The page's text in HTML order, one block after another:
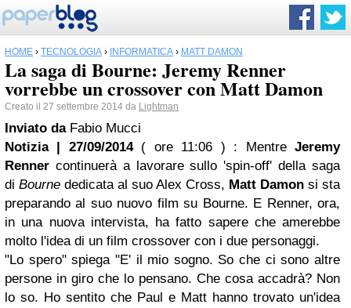
HOME › TECNOLOGIA › INFORMATICA › MATT DAMON
La saga di Bourne: Jeremy Renner
vorrebbe un crossover con Matt Damon
Creato il 27 settembre 2014 da Lightman
Inviato da Fabio Mucci
Notizia | 27/09/2014 ( ore 11:06 ) : MentreJeremy
Renner continuerà a lavorare sullo 'spin-off' della saga
di Bourne dedicata al suo Alex Cross, Matt Damon si sta
preparando al suo nuovo film su Bourne. E Renner, ora,
in una nuova intervista, ha fatto sapere che amerebbe
molto l'idea di un film crossover con i due personaggi.
"Lo spero" spiega "E' il mio sogno. So che ci sono altre
persone in giro che lo pensano. Che cosa accadrà? Non
lo so. Ho sentito che Paul e Matt hanno trovato un'idea